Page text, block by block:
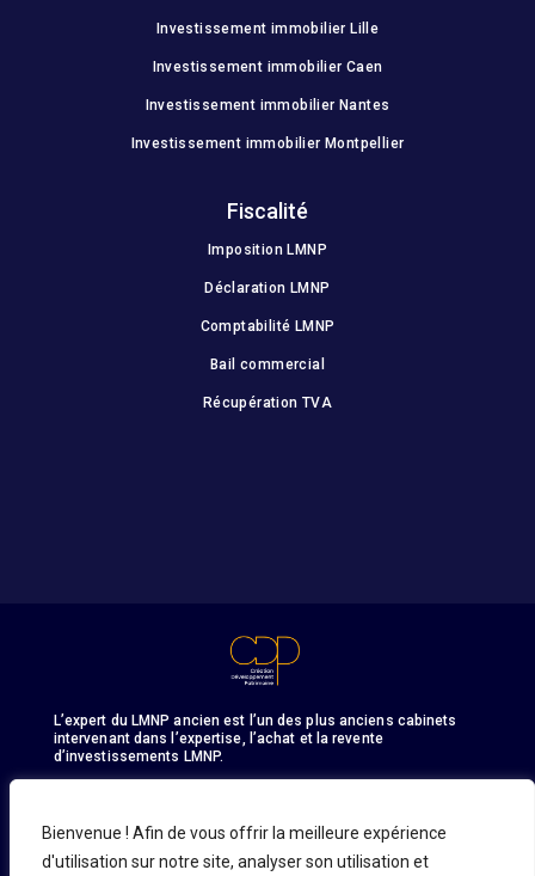
Bienvenue ! Afin de vous offrir la meilleure expérience
d'utilisation sur notre site, analyser son utilisation et
Investissement immobilier Lille
Investissement immobilier Caen
Investissement immobilier Nantes
Investissement immobilier Montpellier
Fiscalité
Imposition LMNP
Déclaration LMNP
Comptabilité LMNP
Bail commercial
Récupération TVA
L’expert du LMNP ancien est l’un des plus anciens cabinets
intervenant dans l’expertise, l’achat et la revente
d’investissements LMNP.